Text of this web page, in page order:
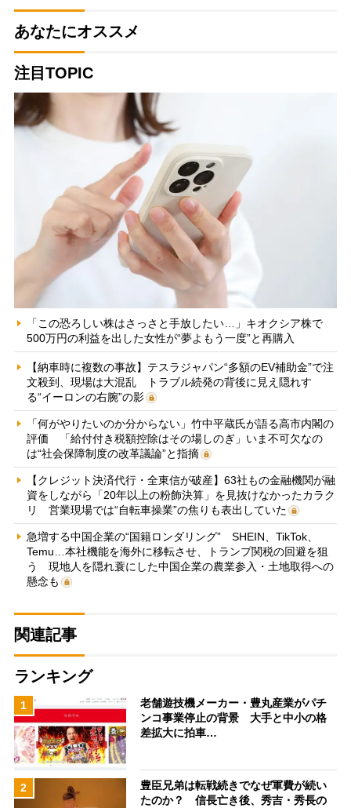
あなたにオススメ
注目TOPIC
「この恐ろしい株はさっさと手放したい…」キオクシア株で
500万円の利益を出した女性が“夢よもう一度”と再購入
【納車時に複数の事故】テスラジャパン“多額のEV補助金”で注
文殺到、現場は大混乱 トラブル続発の背後に見え隠れす
る“イーロンの右腕”の影
「何がやりたいのか分からない」竹中平蔵氏が語る高市内閣の
評価 「給付付き税額控除はその場しのぎ」いま不可欠なの
は“社会保障制度の改革議論”と指摘
【クレジット決済代行・全東信が破産】63社もの金融機関が融
資をしながら「20年以上の粉飾決算」を見抜けなかったカラク
リ 営業現場では“自転車操業”の焦りも表出していた
急増する中国企業の“国籍ロンダリング” SHEIN、TikTok、
Temu…本社機能を海外に移転させ、トランプ関税の回避を狙
う 現地人を隠れ蓑にした中国企業の農業参入・土地取得への
懸念も
関連記事
ランキング
1
老舗遊技機メーカー・豊丸産業がパチ
ンコ事業停止の背景 大手と中小の格
差拡大に拍車…
2
豊臣兄弟は転戦続きでなぜ軍費が続い
たのか？ 信長亡き後、秀吉・秀長の